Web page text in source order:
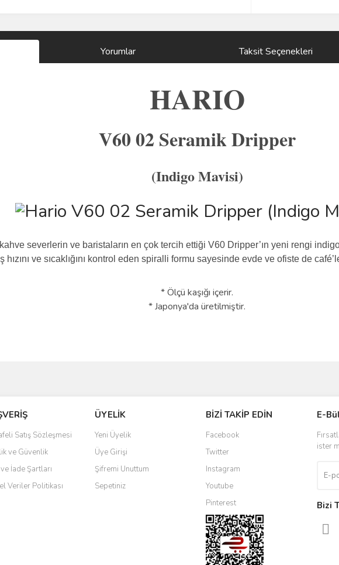
Yorumlar Taksit Seçenekleri
HARIO
V60 02 Seramik Dripper
(Indigo Mavisi)
kahve severlerin ve baristaların en çok tercih ettiği V60 Dripper’ın yeni rengi
hızını ve sıcaklığını kontrol eden spiralli formu sayesinde evde ve ofiste de
* Ölçü kaşığı içerir.
* Japonya'da üretilmiştir.
görüntülenemiyor.
bulunuyor.
pahalı.
olmalı.
Gönder
Satış Sözleşmesi
ve Güvenlik
İade Şartları
Veriler Politikası
ÜYELİK
Yeni Üyelik
Üye Girişi
Şifremi Unuttum
Sepetiniz
BİZİ TAKİP EDİN
Facebook
Twitter
Instagram
Youtube
Pinterest
E-
ister
Bizi